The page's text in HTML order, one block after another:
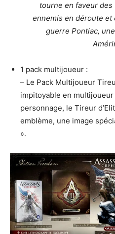
tourne en faveur
ennemis en déroute et
guerre Pontiac,
1 pack multijoueur :
– Le Pack Multijoueur
impitoyable en
personnage, le Tireur
emblème, une image
».